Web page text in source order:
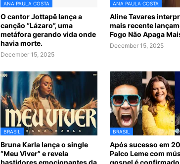
ANA PAULA COSTA
O cantor Jottapê lança a
canção “Lázaro”, uma
metáfora gerando vida onde
havia morte.
December 15, 2025
ANA PAULA COSTA
Aline Tavares
mais recente
Fogo Não Apaga
December 15, 2025
BRASIL
Bruna Karla lança o single
“Meu Viver” e revela
bastidores emocionantes da
BRASIL
Após sucesso em
Palco Leme com
gospel é